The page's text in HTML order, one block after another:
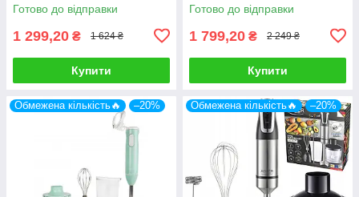
Готово до відправки
1 299,20 ₴ 1 624 ₴
Купити
Готово до відправки
1 799,20 ₴ 2 249 ₴
Купити
Обмежена кількість🔥 –20% Обмежена кількість🔥 –20%